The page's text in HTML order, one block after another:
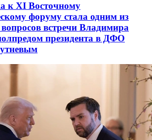
к XI Восточному
форуму стала одним из
встречи Владимира
президента в ДФО